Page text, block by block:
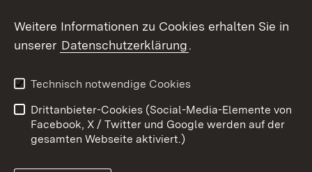
Kontakt
Datenschutz
Barrierefreiheit
Impressum Cookies
Weitere Informationen zu Cookies erhalten Sie in
unserer Datenschutzerklärung.
Technisch notwendige Cookies
Drittanbieter-Cookies (Social-Media-Elemente von
Facebook, X / Twitter und Google werden auf der
gesamten Webseite aktiviert.)